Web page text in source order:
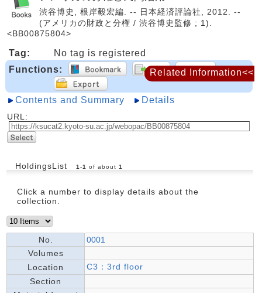
渋谷博史, 根岸毅宏編. -- 日本経済評論社, 2012. --
(アメリカの財政と分権 / 渋谷博史監修 ; 1).
<BB00875804>
Tag:
No tag is registered
Functions:
Contents and Summary Details
URL:
HoldingsList 1 -1 of about 1
Click a number to display details about the
collection.
No.
0001
Volumes
Location
C3：3rd floor
Section
Related Information<<